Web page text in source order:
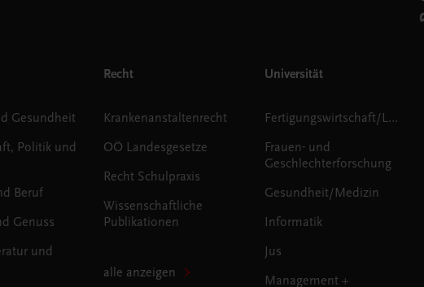
Gesundheit
Politik und
Beruf
Genuss
und
Recht
Krankenanstaltenrecht
OÖ Landesgesetze
Recht Schulpraxis
Wissenschaftliche
Publikationen
alle anzeigen
Universität
Fertigungswirtschaft/Logistik
Frauen- und
Geschlechterforschung
Gesundheit/Medizin
Informatik
Jus
Management +